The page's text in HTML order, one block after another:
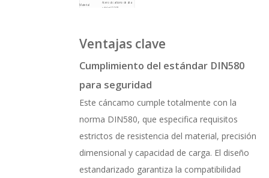
Material
Acero al carbono de alta
calidad (1045)
estándares
estándares de calidad
europeos)
2,5 toneladas (carga
Resistencia a la
Pasa la prueba de niebla
salina de más de 200
Ventajas clave
Cumplimiento del estándar DIN580
para seguridad
Este cáncamo cumple totalmente con la
norma DIN580, que especifica requisitos
estrictos de resistencia del material, precisión
dimensional y capacidad de carga. El diseño
estandarizado garantiza la compatibilidad